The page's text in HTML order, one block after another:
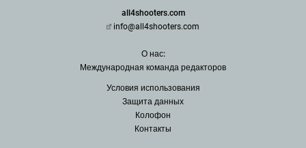
all4shooters.com
info@all4shooters.com
О нас:
Международная команда редакторов
Условия использования
Защита данных
Колофон
Контакты